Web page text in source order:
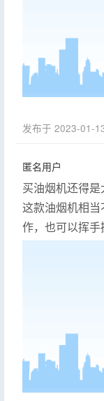
发布于 2023-01-
匿名用户
买油烟机还得
这款油烟机相
作，也可以挥手